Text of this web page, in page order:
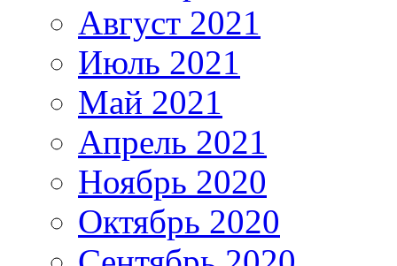
Август 2021
Июль 2021
Май 2021
Апрель 2021
Ноябрь 2020
Октябрь 2020